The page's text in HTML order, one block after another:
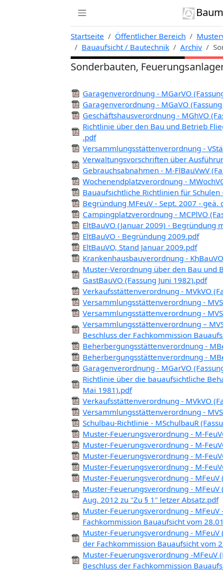
Startseite Öffentlicher Bereich
Bauaufsicht / Bautechnik
Archiv
Sonderbauten,
Garagenverordnung - MGarVO
Garagenverordnung - MGaVO
Geschäftshausverordnung - MGhVO
Richtlinie über den Bau und Betrieb
.pdf
Versammlungsstättenverordnung -
Verwaltungsvorschriften über
Gebrauchsabnahmen - M-FlBauVwV
Wochenendplatzverordnung -
Bauaufsichtliche Richtlinien für
Begründung MFeuV - Sept. 2007 -
Campingplatzverordnung - MCPlVO
EltBauVO (Januar 2009) - Begründung
EltBauVO - Begründung 2009.pdf
EltBauVO, Stand Januar 2009.pdf
Krankenhausbauverordnung -
Muster-Verordnung über den Bau und
GastBauVO (Fassung Juni 1982).pdf
Verkaufsstättenverordnung - MVkVO
Versammlungsstättenverordnung -
Versammlungsstättenverordnung -
Versammlungsstättenverordnung –
Beschluss der Fachkommission
Beherbergungsstättenverordnung -
Beherbergungsstättenverordnung -
Garagenverordnung - MGarVO
Richtlinie über die bauaufsichtliche
Mai 1981).pdf
Verkaufsstättenverordnung - MVkVO
Versammlungsstättenverordnung -
Schulbau-Richtlinie - MSchulbauR
Muster-Feuerungsverordnung - M-
Muster-Feuerungsverordnung - M-
Muster-Feuerungsverordnung - M-
Muster-Feuerungsverordnung - M-
Muster-Feuerungsverordnung -
Muster-Feuerungsverordnung -
Aug. 2012 zu "Zu § 1" letzer Absatz.pdf
Muster-Feuerungsverordnung -
Fachkommission Bauaufsicht vom
Muster-Feuerungsverordnung -
der Fachkommission Bauaufsicht vom
Muster-Feuerungsverordnung -MFeuV
Beschluss der Fachkommission